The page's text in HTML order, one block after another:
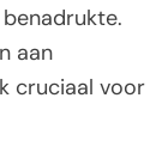
aan
cruciaal voor